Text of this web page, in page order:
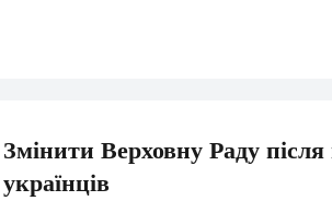
Змінити Верховну Раду
українців